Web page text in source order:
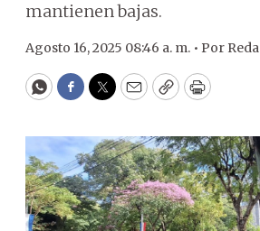
mantienen bajas.
Agosto 16, 2025 08:46 a. m. • Por
WhatsApp
Facebook
Twitter
EmailCopyPrint